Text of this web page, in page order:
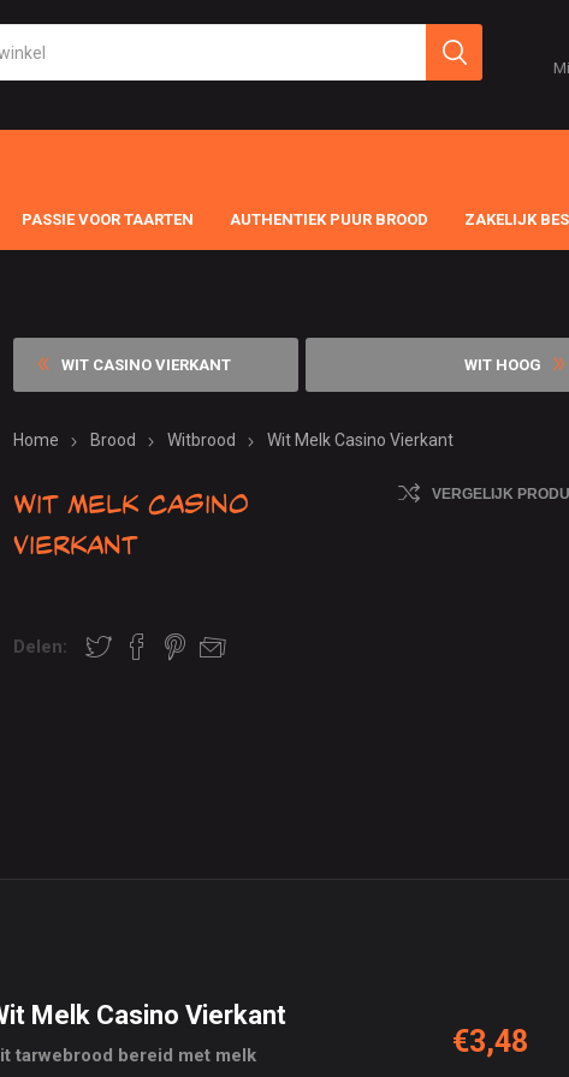
PASSIE VOOR TAARTEN AUTHENTIEK PUUR BROOD ZAKELIJK
WIT CASINO VIERKANT WIT HOOG
Home Brood Witbrood Wit Melk Casino Vierkant
Wit Melk Casino
Vierkant
VERGELIJK
Delen:
Melk Casino Vierkant
tarwebrood bereid met melk €3,48